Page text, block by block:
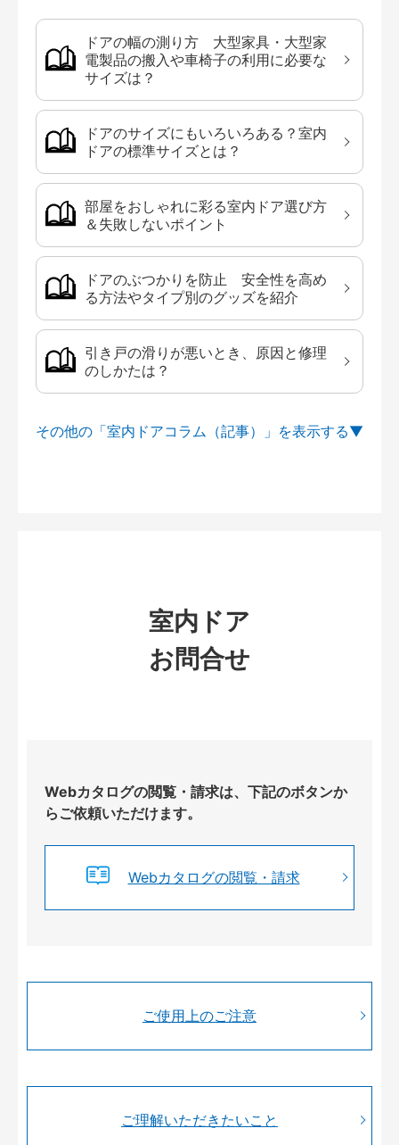
ドアの幅の測り方 大型家具・大型家
電製品の搬入や車椅子の利用に必要な
サイズは？
ドアのサイズにもいろいろある？室内
ドアの標準サイズとは？
部屋をおしゃれに彩る室内ドア選び方
＆失敗しないポイント
ドアのぶつかりを防止 安全性を高め
る方法やタイプ別のグッズを紹介
引き戸の滑りが悪いとき、原因と修理
のしかたは？
その他の「室内ドアコラム（記事）」を
室内ドア
お問合せ
Webカタログの閲覧・請求は、下記のボタンか
らご依頼いただけます。
Webカタログの閲覧・請求
ご使用上のご注意
ご理解いただきたいこと